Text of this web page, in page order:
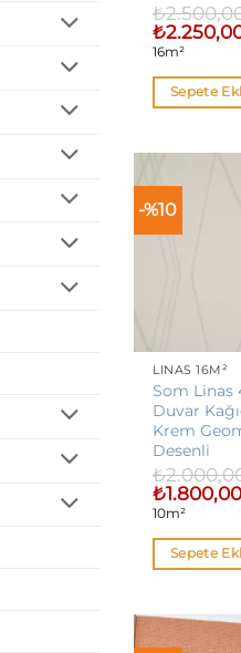
₺
Orijinal
fiyat:
₺2.500,00.
₺
16m²
Sepete
-%10
LINAS 16M²
Som Linas
Duvar
Krem
Desenli
₺
Orijinal
fiyat:
₺2.000,00.
₺1.800,00
10m²
Sepete